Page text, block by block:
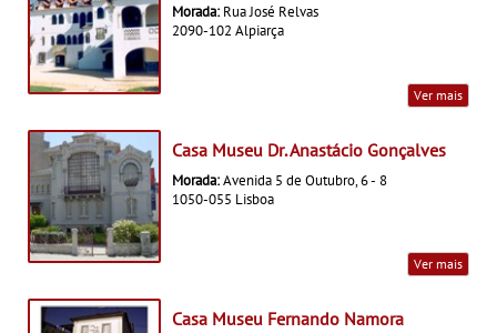
Morada: Rua José Relvas
2090-102 Alpiarça
Ver mais
Casa Museu Dr. Anastácio Gonçalves
Morada:Avenida 5 de Outubro, 6 - 8
1050-055 Lisboa
Ver mais
Casa Museu Fernando Namora